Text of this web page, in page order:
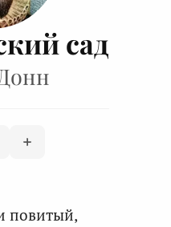
сад
повитый,